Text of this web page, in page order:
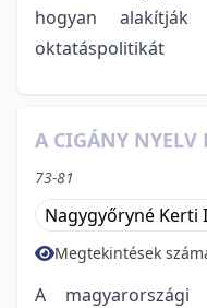
hogyan
oktatáspolitikát
A CIGÁNY NYELV
73-81
Nagygyőryné Kerti
Megtekintések
A magyarországi